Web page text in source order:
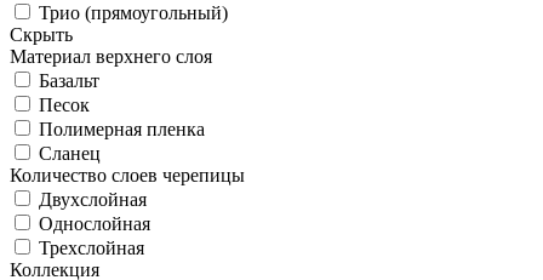
Трио (прямоугольный)
Скрыть
Материал верхнего слоя
Базальт
Песок
Полимерная пленка
Сланец
Количество слоев черепицы
Двухслойная
Однослойная
Трехслойная
Коллекция